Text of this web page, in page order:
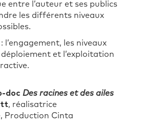
entre l’auteur et ses publics
les différents niveaux
l’engagement, les niveaux
et l’exploitation
doc Des racines et des ailes
, réalisatrice
Production Cinta